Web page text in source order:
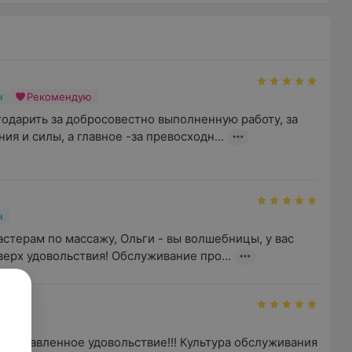
Рекомендую
за добросовестно выполненную работу, за
и силы, а главное -за превосходн...
по массажу, Ольги - вы волшебницы, у вас
удовольствия! Обслуживание про...
удовольствие!!! Культура обслуживания